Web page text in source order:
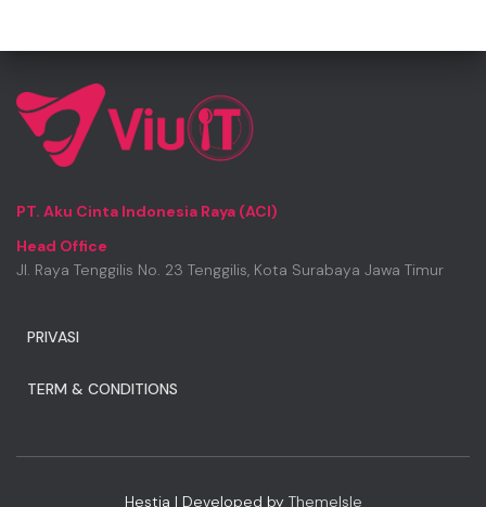
PT. Aku Cinta Indonesia Raya (ACI)
Head Office
Jl. Raya Tenggilis No. 23 Tenggilis, Kota Surabaya Jawa Timur
PRIVASI
TERM & CONDITIONS
Hestia | Developed by ThemeIsle